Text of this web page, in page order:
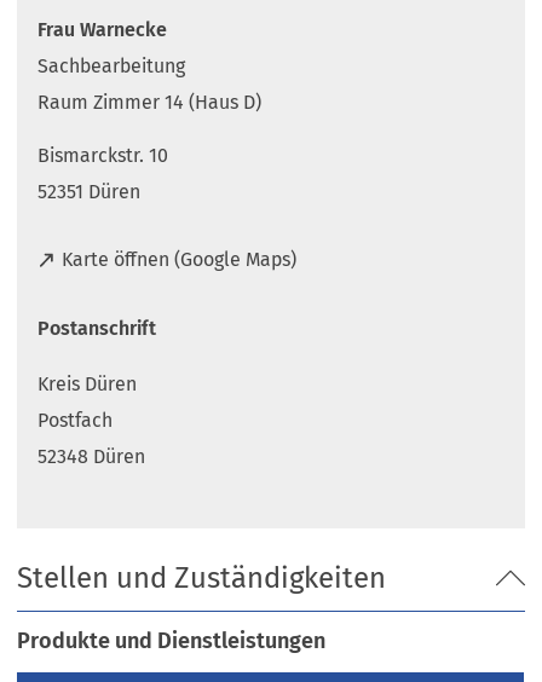
Frau Warnecke
Sachbearbeitung
Raum Zimmer 14 (Haus D)
Bismarckstr. 10
52351 Düren
Karte öffnen (Google Maps)
(
f
e
t
i
e
m
n
Postanschrift
Kreis Düren
Postfach
52348 Düren
Stellen und Zuständigkeiten
Produkte und Dienstleistungen